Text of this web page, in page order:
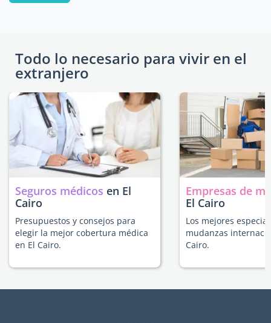
Todo lo necesario para vivir en el
extranjero
Seguros médicos en El
Cairo
Presupuestos y consejos para
elegir la mejor cobertura médica
en El Cairo.
Empresas de
El Cairo
Los mejores
mudanzas
Cairo.